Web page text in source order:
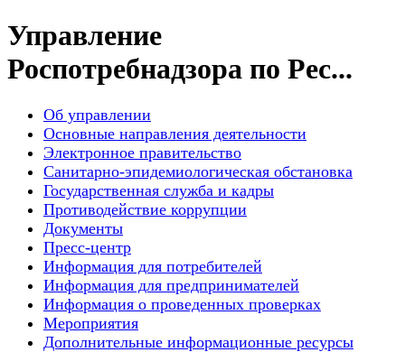
Управление
Роспотребнадзора по Рес...
Об управлении
Основные направления деятельности
Электронное правительство
Санитарно-эпидемиологическая обстановка
Государственная служба и кадры
Противодействие коррупции
Документы
Пресс-центр
Информация для потребителей
Информация для предпринимателей
Информация о проведенных проверках
Мероприятия
Дополнительные информационные ресурсы